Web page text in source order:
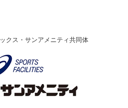
ーボール大会が開催されました
しました！
クス・サンアメニティ共同体